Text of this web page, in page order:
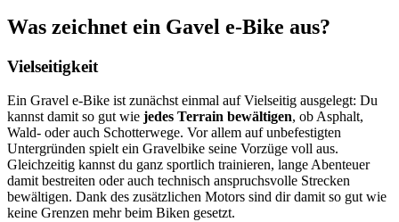
Was zeichnet ein Gavel e-Bike aus?
Vielseitigkeit
Ein Gravel e-Bike ist zunächst einmal auf Vielseitig ausgelegt: Du
kannst damit so gut wie jedes Terrain bewältigen, ob Asphalt,
Wald- oder auch Schotterwege. Vor allem auf unbefestigten
Untergründen spielt ein Gravelbike seine Vorzüge voll aus.
Gleichzeitig kannst du ganz sportlich trainieren, lange Abenteuer
damit bestreiten oder auch technisch anspruchsvolle Strecken
bewältigen. Dank des zusätzlichen Motors sind dir damit so gut wie
keine Grenzen mehr beim Biken gesetzt.